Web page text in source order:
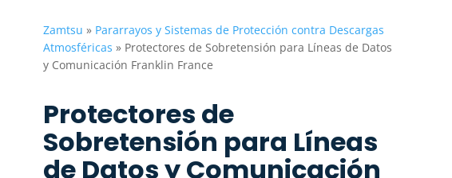
Zamtsu » Pararrayos y Sistemas de Protección contra Descargas
Atmosféricas » Protectores de Sobretensión para Líneas de Datos
y Comunicación Franklin France
Protectores de
Sobretensión para Líneas
de Datos y Comunicación